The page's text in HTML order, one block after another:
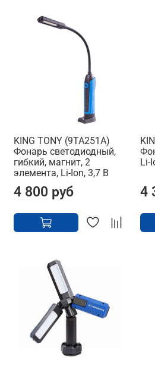
KING TONY (9TA251A)
Фонарь светодиодный,
гибкий, магнит, 2
элемента, Li-Ion, 3,7 В
4 800 руб
Li-
4